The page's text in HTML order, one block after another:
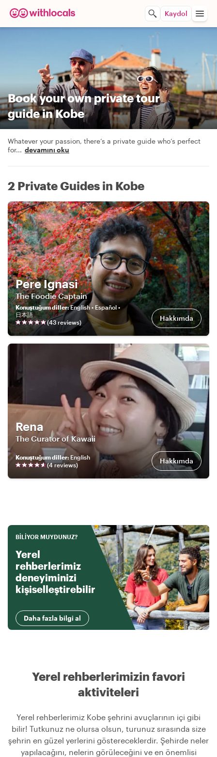
Kaydol
Book your own private tour
guide in Kobe
Whatever your passion, there’s a private guide who’s perfect
for... devamını oku
2 Private Guides in Kobe
Pere Ignasi
The Foodie Captain
Konuştuğum diller:English • Español •
日本語
(43 reviews) Hakkımda
Rena
The Curator of Kawaii
Konuştuğum diller: English
(4reviews) Hakkımda
BILIYOR MUYDUNUZ?
Yerel
rehberlerimiz
deneyiminizi
kişiselleştirebilir
Daha fazla bilgi al
Yerel rehberlerimizin favori
aktiviteleri
Yerel rehberlerimiz Kobe şehrini avuçlarının içi gibi
bilir! Tutkunuz ne olursa olsun, turunuz sırasında size
şehrin en güzel yerlerini göstereceklerdir. Şehirde neler
yapılacağını, nelerin görüleceğini ve en önemlisi